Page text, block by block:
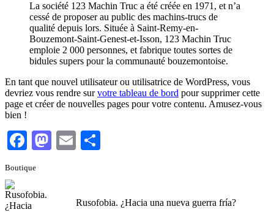
La société 123 Machin Truc a été créée en 1971, et n’a
cessé de proposer au public des machins-trucs de
qualité depuis lors. Située à Saint-Remy-en-
Bouzemont-Saint-Genest-et-Isson, 123 Machin Truc
emploie 2 000 personnes, et fabrique toutes sortes de
bidules supers pour la communauté bouzemontoise.
En tant que nouvel utilisateur ou utilisatrice de WordPress, vous
devriez vous rendre survotre tableau de bord pour supprimer cette
page et créer de nouvelles pages pour votre contenu. Amusez-vous
bien !
Facebook
Mastodon
Email
Boutique
Rusofobia. ¿Hacia una nueva guerra fría?